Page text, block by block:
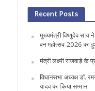
Recent Posts
मुख्यमंत्री विष्णुदेव साय
वन महोत्सव-2026 का
मंत्री लक्ष्मी राजवाड़े के
विधानसभा अध्यक्ष डॉ.
यादव का किया सम्मान